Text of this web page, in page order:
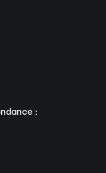
: